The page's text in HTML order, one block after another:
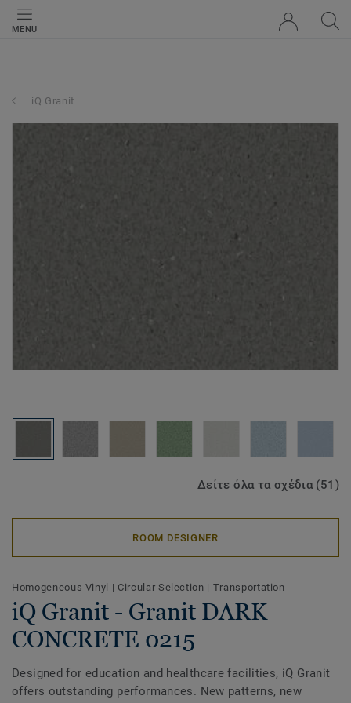
MENU
iQ Granit
Δείτε όλα τα σχέδια (51)
ROOM DESIGNER
Homogeneous Vinyl | Circular Selection | Transportation
iQ Granit - Granit DARK
CONCRETE 0215
Designed for education and healthcare facilities, iQ Granit
offers outstanding performances. New patterns, new